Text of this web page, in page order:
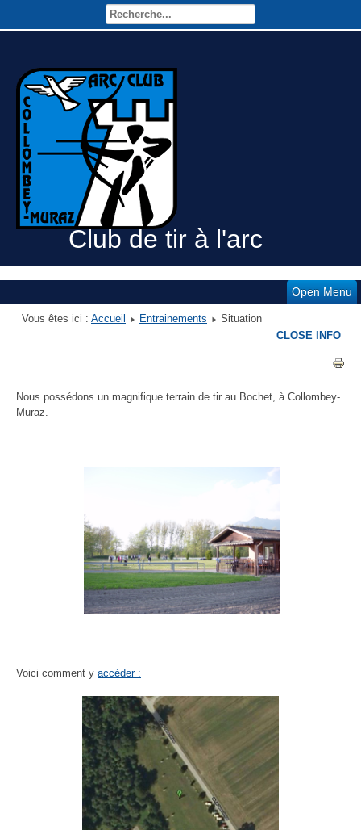
Club de tir à l'arc
Open Menu
Vous êtes ici : Accueil Entrainements Situation
Nous possédons un magnifique terrain de tir au Bochet, à Collombey-
Muraz.
Voici comment y accéder :
CLOSE INFO